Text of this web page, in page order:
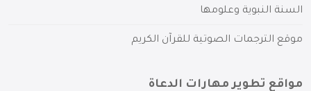
السنة النبوية وعلومها
موقع الترجمات الصوتية للقرآن الكريم
مواقع تطوير مهارات الدعاة